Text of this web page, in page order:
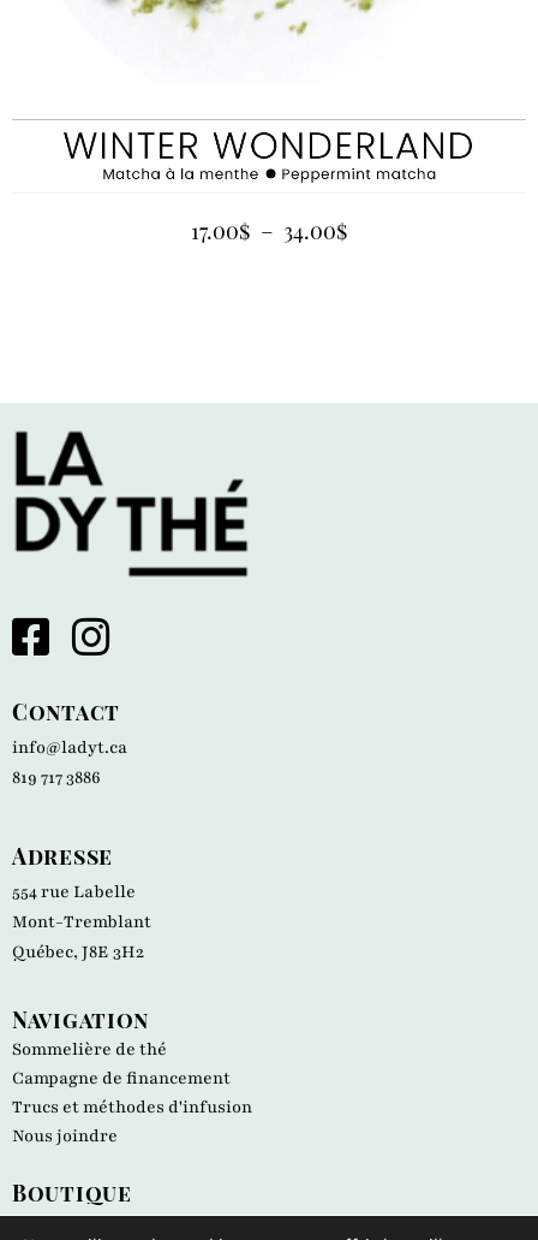
17.00$ – 34.00$
Contact
info@ladyt.ca
819 717 3886
Adresse
554 rue Labelle
Mont-Tremblant
Québec, J8E 3H2
Navigation
Sommelière de thé
Campagne de financement
Trucs et méthodes d'infusion
Nous joindre
Boutique
Tous les produits